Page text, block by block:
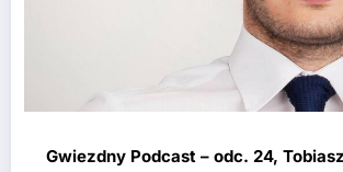
Gwiezdny Podcast – odc. 24,